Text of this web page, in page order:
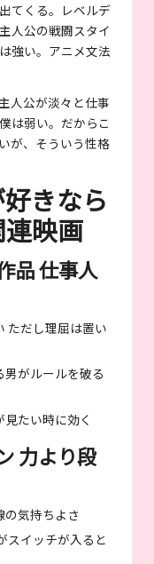
てくる。レベルデ
人公の戦闘スタイ
強い。アニメ文法
人公が淡々と仕事
は弱い。だからこ
が、そういう性格
きなら
映画
品 仕事人
ただし理屈は置い
男がルールを破る
たい時に効く
力より段
の気持ちよさ
スイッチが入ると